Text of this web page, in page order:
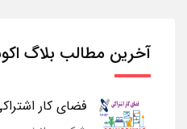
آخرین مطالب بلاگ
فضای کار